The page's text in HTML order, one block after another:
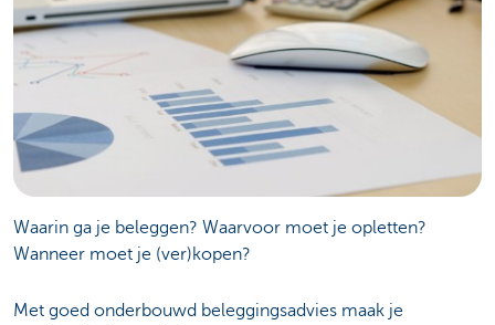
Waarin ga je beleggen? Waarvoor moet je opletten?
Wanneer moet je (ver)kopen?
Met goed onderbouwd beleggingsadvies maak je